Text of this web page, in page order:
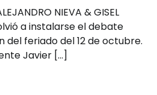
NIEVA & GISEL
a instalarse el debate
del feriado del 12 de octubre.
Javier […]